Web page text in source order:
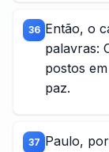
36 Então, o
palavras:
postos
paz.
37 Paulo,